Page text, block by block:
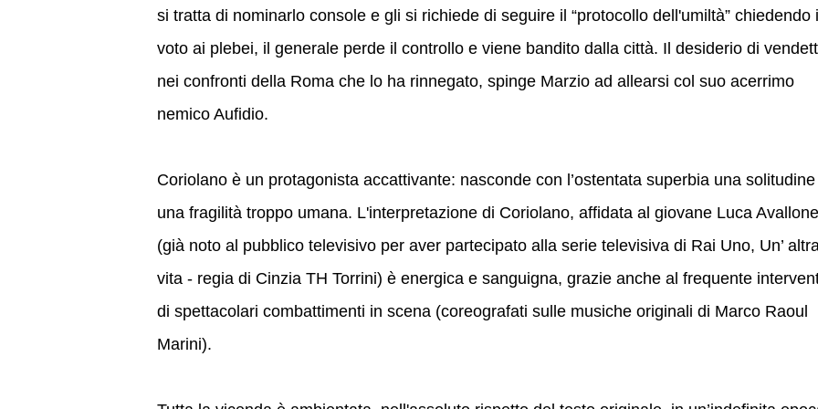
si tratta di nominarlo console e gli si richiede di seguire il “protocollo dell'umiltà” chiedendo il
voto ai plebei, il generale perde il controllo e viene bandito dalla città. Il desiderio di
nei confronti della Roma che lo ha rinnegato, spinge Marzio ad allearsi col suo acerrimo
nemico Aufidio.
Coriolano è un protagonista accattivante: nasconde con l’ostentata superbia una
una fragilità troppo umana. L'interpretazione di Coriolano, affidata al giovane Luca Avallone
(già noto al pubblico televisivo per aver partecipato alla serie televisiva di Rai Uno, Un’
vita - regia di Cinzia TH Torrini) è energica e sanguigna, grazie anche al frequente
di spettacolari combattimenti in scena (coreografati sulle musiche originali di Marco Raoul
Marini).